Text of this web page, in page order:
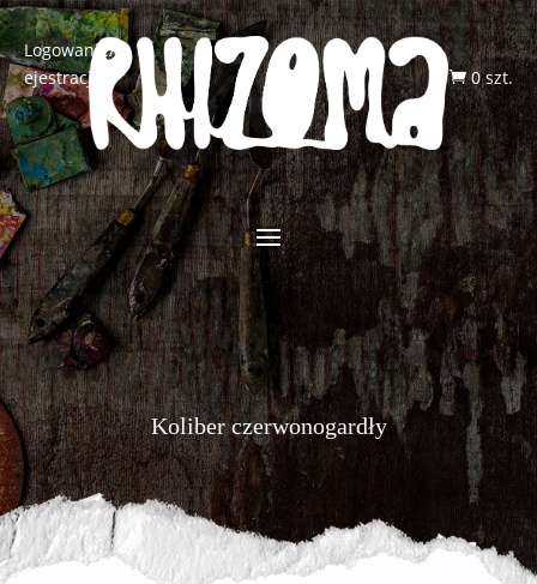
Logowanie/R
ejestracja
 0 szt.
Koliber czerwonogardły